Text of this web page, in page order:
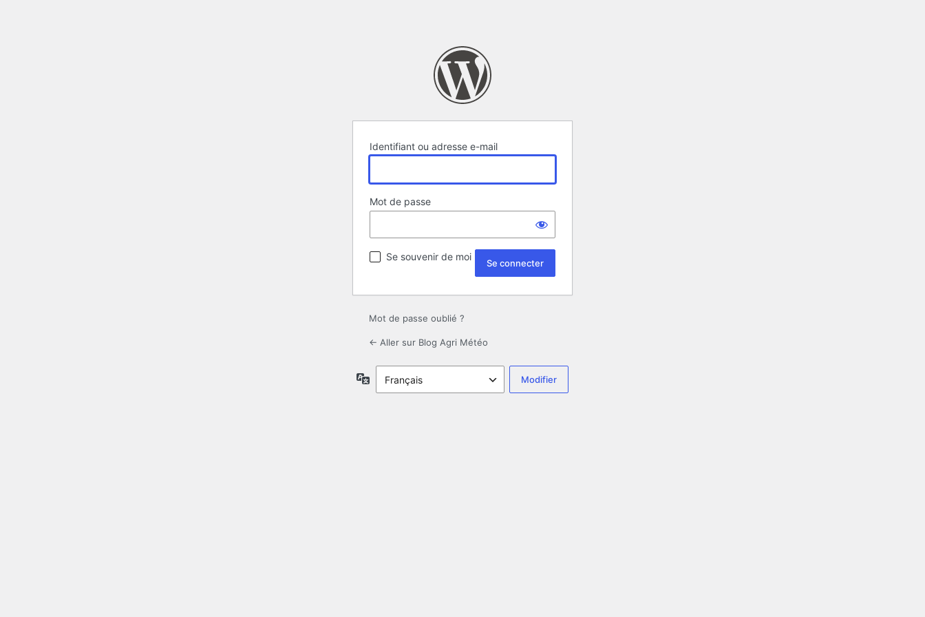
Identifiant ou adresse e-mail
Mot de passe
Se souvenir de moi
Mot de passe oublié ?
← Aller sur Blog Agri Météo
Langue